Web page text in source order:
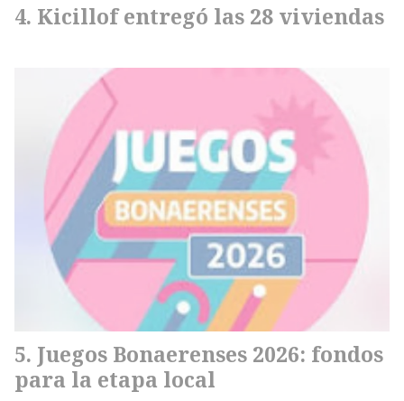
Kicillof entregó las 28 viviendas
Juegos Bonaerenses 2026: fondos
para la etapa local